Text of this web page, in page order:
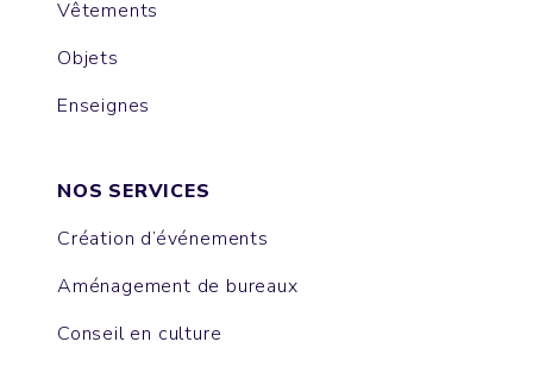
Vêtements
Objets
Enseignes
NOS SERVICES
Création d’événements
Aménagement de bureaux
Conseil en culture